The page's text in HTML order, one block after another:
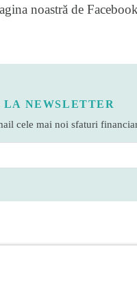
noastră de Facebook
NEWSLETTER
cele mai noi sfaturi